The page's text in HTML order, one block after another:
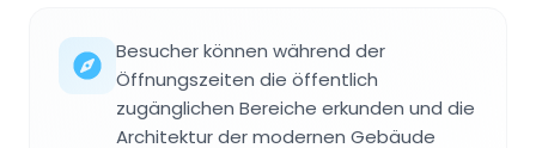
Besucher können während der
Öffnungszeiten die öffentlich
zugänglichen Bereiche erkunden und die
Architektur der modernen Gebäude